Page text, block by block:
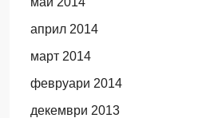
април 2014
март 2014
февруари 2014
декември 2013